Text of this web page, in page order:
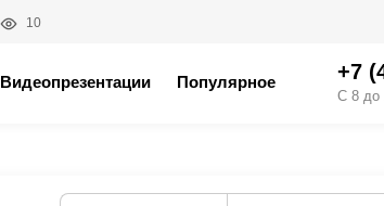
10
Видеопрезентации Популярное +7
С 8 до